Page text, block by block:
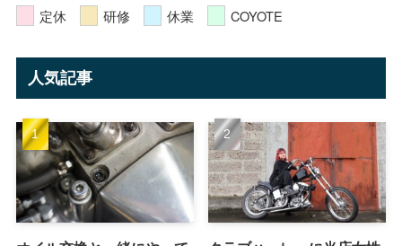
定休 研修 休業 COYOTE
人気記事